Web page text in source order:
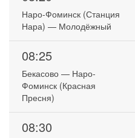
Наро-Фоминск (Станция
Нара) — Молодёжный
08:25
Бекасово — Наро-
Фоминск (Красная
Пресня)
08:30